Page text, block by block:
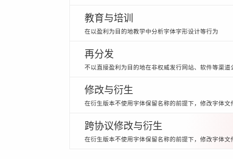
教育与培训
在以盈利为目的地教学中分析字体字形设计等行为
再分发
不以直接盈利为目的地在非权威发行网站、软件等渠道
修改与衍生
在衍生版本不使用字体保留名称的前提下，修改字体
跨协议修改与衍生
在衍生版本不使用字体保留名称的前提下，修改字体文